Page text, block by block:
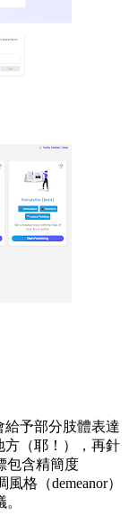
給予部分肢體表達
方（耶！），再針
包含精簡度
格（demeanor）